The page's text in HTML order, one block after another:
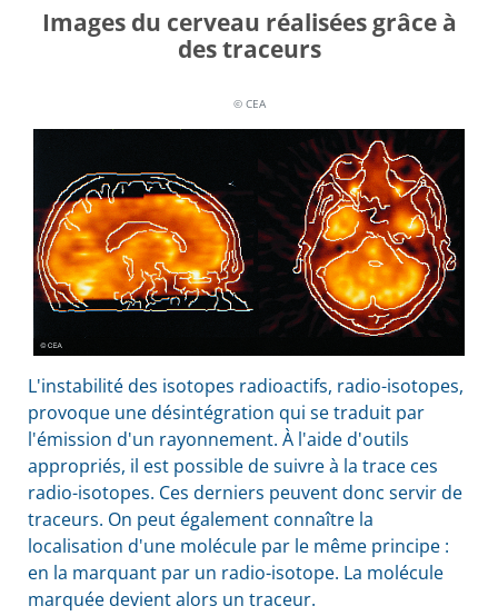
Images du cerveau réalisées grâce à
des traceurs
© CEA
L'instabilité des isotopes radioactifs, radio-isotopes,
provoque une désintégration qui se traduit par
l'émission d'un rayonnement. À l'aide d'outils
appropriés, il est possible de suivre à la trace ces
radio-isotopes. Ces derniers peuvent donc servir de
traceurs. On peut également connaître la
localisation d'une molécule par le même principe :
en la marquant par un radio-isotope. La molécule
marquée devient alors un traceur.